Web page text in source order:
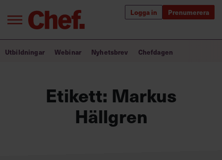
Logga in Prenumerera
Bra ledare förändrar världen
Utbildning för ledare
Chefakademin+
Utbildningar Webinar Nyhetsbrev Chefdagen
Etikett: Markus
Hällgren